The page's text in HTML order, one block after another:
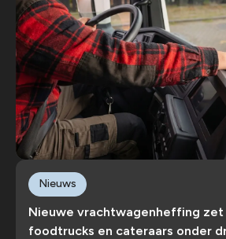
Nieuwe vrachtwagenheffing zet
foodtrucks en cateraars onder
Nieuws